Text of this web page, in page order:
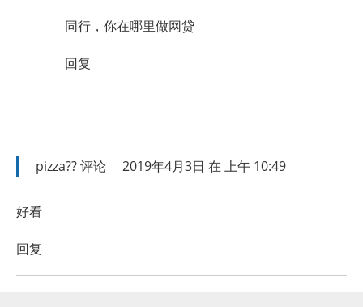
同行，你在哪里做网贷
回复
pizza??评论 2019年4月3日 在 上午 10:49
好看
回复